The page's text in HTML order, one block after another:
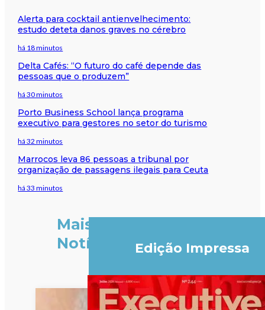
Alerta para cocktail antienvelhecimento:
estudo deteta danos graves no cérebro
há 18 minutos
Delta Cafés: “O futuro do café depende das
pessoas que o produzem”
há 30 minutos
Porto Business School lança programa
executivo para gestores no setor do turismo
há 32 minutos
Marrocos leva 86 pessoas a tribunal por
organização de passagens ilegais para Ceuta
há 33 minutos
Mais
Notícias
Edição Impressa